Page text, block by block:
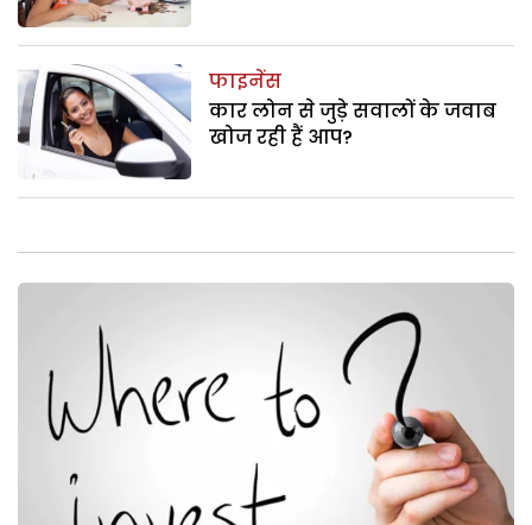
फाइनेंस
कार लोन से जुड़े सवालों के जवाब
खोज रही हैं आप?